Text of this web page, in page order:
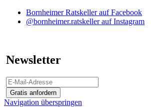
Bornheimer Ratskeller auf Facebook
@bornheimer.ratskeller auf Instagram
Newsletter
Gratis anfordern
Navigation überspringen